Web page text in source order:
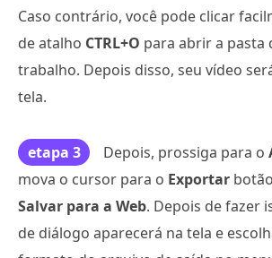
Caso contrário, você pode clicar
de atalho CTRL+O para abrir a pasta
trabalho. Depois disso, seu vídeo
tela.
etapa 3 Depois, prossiga para o
mova o cursor para o Exportar
Salvar para a Web. Depois de fazer
de diálogo aparecerá na tela e